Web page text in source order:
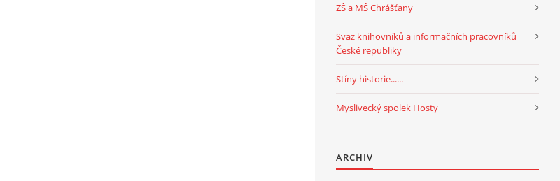
ZŠ a MŠ Chrášťany
Svaz knihovníků a informačních pracovníků
České republiky
Stíny historie......
Myslivecký spolek Hosty
ARCHIV